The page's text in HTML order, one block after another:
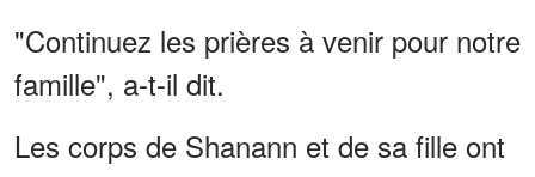
"Continuez les prières à venir pour notre
famille", a-t-il dit.
Les corps de Shanann et de sa fille ont